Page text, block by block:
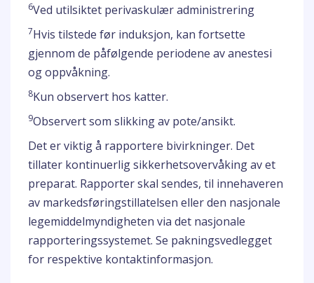
6Ved utilsiktet perivaskulær administrering
7Hvis tilstede før induksjon, kan fortsette
gjennom de påfølgende periodene av anestesi
og oppvåkning.
8Kun observert hos katter.
9Observert som slikking av pote/ansikt.
Det er viktig å rapportere bivirkninger. Det
tillater kontinuerlig sikkerhetsovervåking av et
preparat. Rapporter skal sendes, til innehaveren
av markedsføringstillatelsen eller den nasjonale
legemiddelmyndigheten via det nasjonale
rapporteringssystemet. Se pakningsvedlegget
for respektive kontaktinformasjon.